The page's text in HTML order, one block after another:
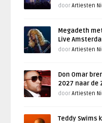
doorArtiesten
Megadeth
Live
doorArtiesten
Don Omar
2027 naar de
doorArtiesten
Teddy Swims